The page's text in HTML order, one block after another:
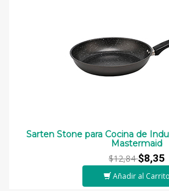
Sarten Stone para Cocina de
Mastermaid
$12,84$8,35
Añadir al Carrito